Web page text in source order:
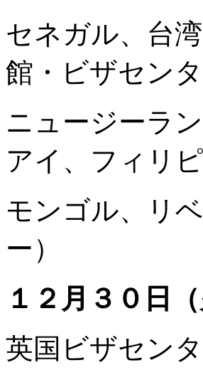
セネガル、台
館・ビザセンタ
ニュージーラ
アイ、フィリピ
モンゴル、リ
ー）
１２月３０日（
英国ビザセン